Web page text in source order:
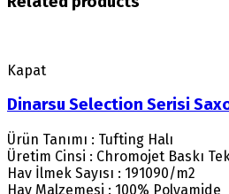
Kapat
Dinarsu Selection Serisi
Ürün Tanımı : Tufting Halı
Üretim Cinsi : Chromojet Baskı
Hav İlmek Sayısı : 191090/m2
Hav Malzemesi : 100% Polyamide